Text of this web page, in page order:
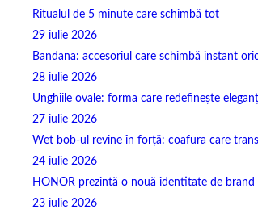
Ritualul de 5 minute care schimbă tot
29 iulie 2026
Bandana: accesoriul care schimbă instant
28 iulie 2026
Unghiile ovale: forma care redefinește
27 iulie 2026
Wet bob-ul revine în forță: coafura care
24 iulie 2026
HONOR prezintă o nouă identitate de brand
23 iulie 2026